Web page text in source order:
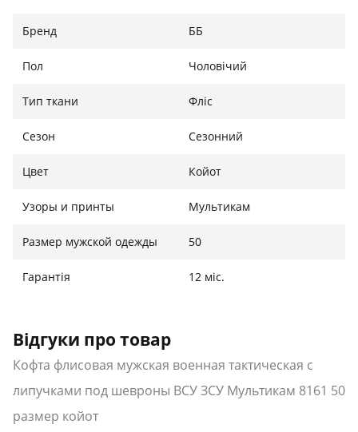
Тип: кофта тактическая
Материал: флис
Липучки под шевроны
Сезон: всесезонный
Международный
Размер
50
52
50-52 см 54 см
75 см
54
Бренд ББ
Пол Чоловічий
Тип ткани Фліс
Сезон Сезонний
Цвет Койот
Узоры и принты Мультикам
Размер мужской одежды 50
Гарантія 12 міс.
Відгуки про товар
Кофта флисовая мужская военная тактическая с
липучками под шевроны ВСУ ЗСУ Мультикам 8161 50
размер койот